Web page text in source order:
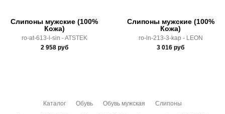
Слипоны мужские (100%
Кожа)
ro-at-613-l-sin - ATSTEK
2 958руб
Слипоны мужские (100%
Кожа)
ro-ln-213-3-kap - LEON
3 016 руб
Каталог Обувь Обувь мужская Слипоны